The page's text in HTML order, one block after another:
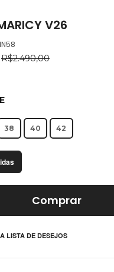
V26
R$2.490,00
38 40 42
Comprar
LISTA DE DESEJOS